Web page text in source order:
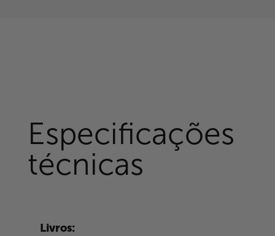
Especificações
técnicas
Livros: